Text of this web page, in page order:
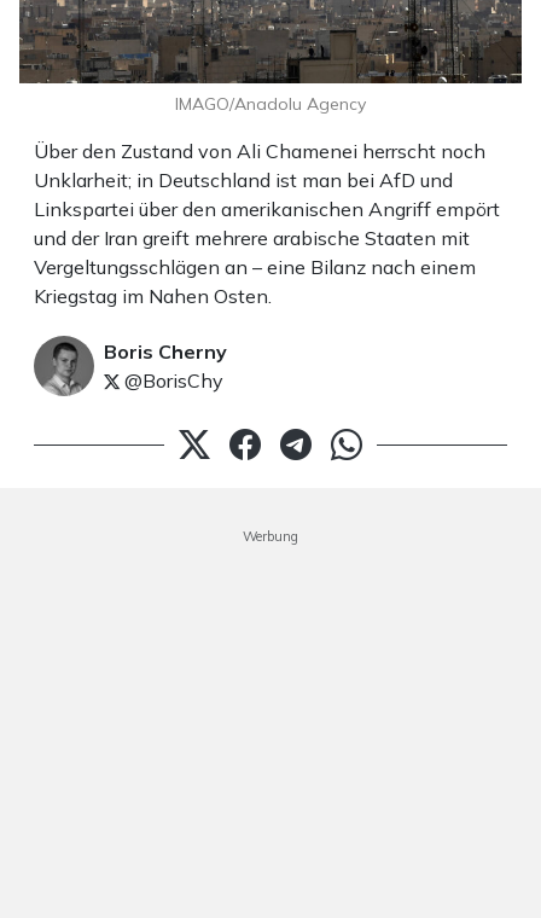
Über den Zustand von Ali Chamenei herrscht noch
Unklarheit; in Deutschland ist man bei AfD und
Linkspartei über den amerikanischen Angriff empört
und der Iran greift mehrere arabische Staaten mit
Vergeltungsschlägen an – eine Bilanz nach einem
Kriegstag im Nahen Osten.
Boris Cherny
@BorisChy
IMAGO/Anadolu Agency
Werbung